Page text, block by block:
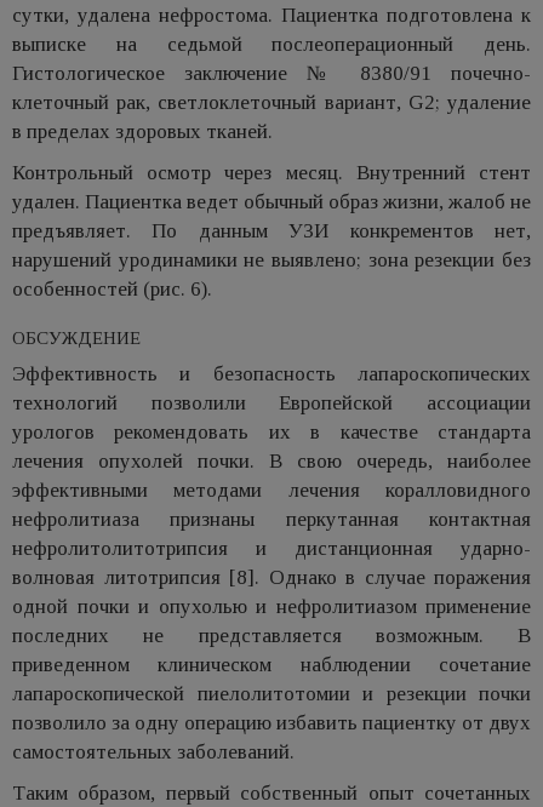
сутки, удалена нефростома. Пациентка подготовлена к
выписке на седьмой послеоперационный день.
Гистологическое заключение № 8380/91 почечно-
клеточный рак, светлоклеточный вариант, G2; удаление
в пределах здоровых тканей.
Контрольный осмотр через месяц. Внутренний стент
удален. Пациентка ведет обычный образ жизни, жалоб не
предъявляет. По данным УЗИ конкрементов нет,
нарушений уродинамики не выявлено; зона резекции без
особенностей (рис. 6).
ОБСУЖДЕНИЕ
Эффективность и безопасность лапароскопических
технологий позволили Европейской ассоциации
урологов рекомендовать их в качестве стандарта
лечения опухолей почки. В свою очередь, наиболее
эффективными методами лечения коралловидного
нефролитиаза признаны перкутанная контактная
нефролитолитотрипсия и дистанционная ударно-
волновая литотрипсия [8]. Однако в случае поражения
одной почки и опухолью и нефролитиазом применение
последних не представляется возможным. В
приведенном клиническом наблюдении сочетание
лапароскопической пиелолитотомии и резекции почки
позволило за одну операцию избавить пациентку от двух
самостоятельных заболеваний.
Таким образом, первый собственный опыт сочетанных